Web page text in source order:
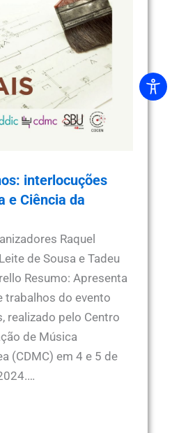
interlocuções
e Ciência da
Raquel
de Sousa e Tadeu
Resumo: Apresenta
trabalhos do evento
realizado pelo Centro
de Música
(CDMC) em 4 e 5 de